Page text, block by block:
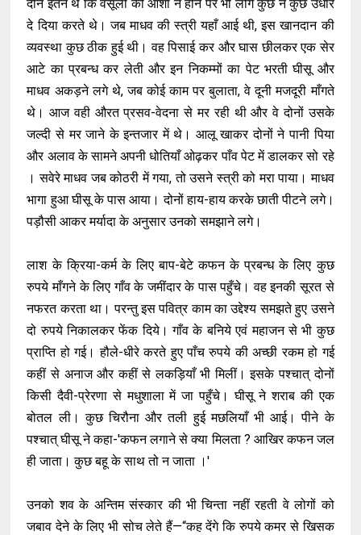
दीन इतने थे कि वसूली की आशा न होने पर भी लोग कुछ न कुछ उधार
दे दिया करते थे। जब माधव की स्त्री यहाँ आई थी, इस खानदान की
व्यवस्था कुछ ठीक हुई थी। वह पिसाई कर और घास छीलकर एक सेर
आटे का प्रबन्ध कर लेती और इन निकम्मों का पेट भरती घीसू और
माधव अकड़ने लगे थे, जब कोई काम पर बुलाता, वे दूनी मजदूरी माँगते
थे। आज वही औरत प्रसव-वेदना से मर रही थी और वे दोनों उसके
जल्दी से मर जाने के इन्तजार में थे। आलू खाकर दोनों ने पानी पिया
और अलाव के सामने अपनी धोतियाँ ओढ़कर पाँव पेट में डालकर सो रहे
। सवेरे माधव जब कोठरी में गया, तो उसने स्त्री को मरा पाया। माधव
भागा हुआ घीसू के पास आया। दोनों हाय-हाय करके छाती पीटने लगे।
पड़ौसी आकर मर्यादा के अनुसार उनको समझाने लगे।
लाश के क्रिया-कर्म के लिए बाप-बेटे कफन के प्रबन्ध के लिए कुछ
रुपये माँगने के लिए गाँव के जमींदार के पास पहुँचे। वह इनकी सूरत से
नफरत करता था। परन्तु इस पवित्र काम का उद्देश्य समझते हुए उसने
दो रुपये निकालकर फेंक दिये। गाँव के बनिये एवं महाजन से भी कुछ
प्राप्ति हो गई। हौले-धीरे करते हुए पाँच रुपये की अच्छी रकम हो गई
कहीं से अनाज और कहीं से लकड़ियाँ भी मिलीं। इसके पश्चात् दोनों
किसी दैवी-प्रेरणा से मधुशाला में जा पहुँचे। घीसू ने शराब की एक
बोतल ली। कुछ चिरौना और तली हुई मछलियाँ भी आई। पीने के
पश्चात् घीसू ने कहा-'कफन लगाने से क्या मिलता ? आखिर कफन जल
ही जाता। कुछ बहू के साथ तो न जाता ।'
उनको शव के अन्तिम संस्कार की भी चिन्ता नहीं रहती वे लोगों को
जबाव देने के लिए भी सोच लेते हैं—“कह देंगे कि रुपये कमर से खिसक